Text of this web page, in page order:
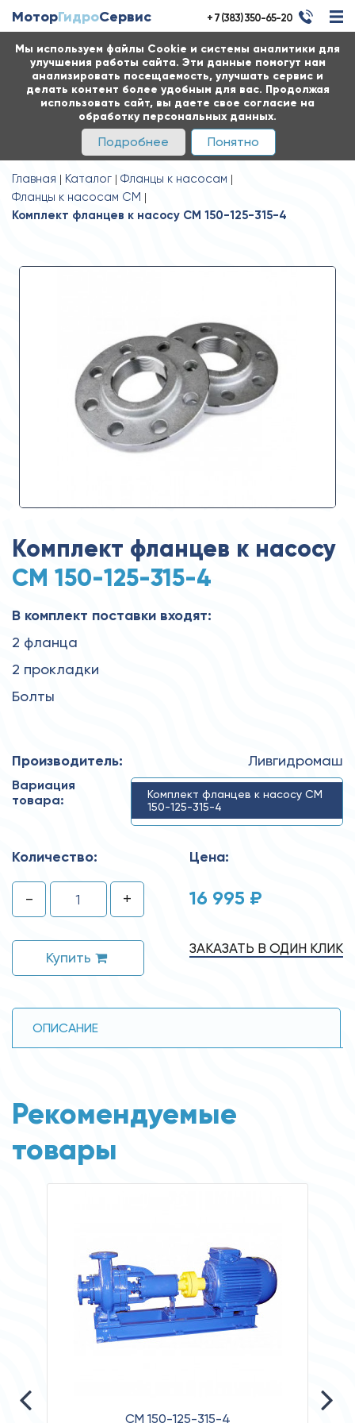
Мы используем файлы Cookie и системы аналитики для
улучшения работы сайта. Эти данные помогут нам
анализировать посещаемость, улучшать сервис и
делать контент более удобным для вас. Продолжая
использовать сайт, вы даете свое согласие на
обработку персональных данных.
Подробнее Понятно
МоторГидроСервис + 7 (383) 350-65-20
Главная Каталог
Фланцы к насосам
Фланцы к насосам СМ
Комплект фланцев к насосу СМ 150-125-315-4
Комплект фланцев к насосу
СМ 150-125-315-4
В комплект поставки входят:
2 фланца
2 прокладки
Болты
Производитель: Ливгидромаш
Вариация
товара:
Комплект фланцев к насосу СМ
150-125-315-4
Количество:
- +
Купить
Цена:
16 995 ₽
ЗАКАЗАТЬ В ОДИН КЛИК
ОПИСАНИЕ
Рекомендуемые
товары
СМ 150-125-315-4